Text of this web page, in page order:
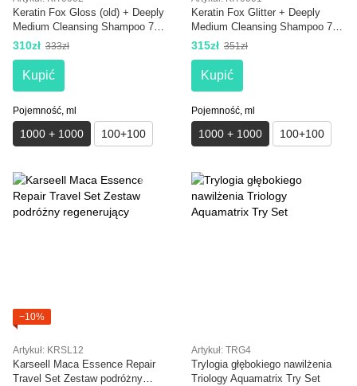
Keratin Fox Gloss (old) + Deeply
Medium Cleansing Shampoo 7.3
pH 1000+1000 ml
310zł 333zł
Kupić
Pojemność, ml
1000 + 1000 100+100
Keratin Fox Glitter + Deeply
Medium Cleansing Shampoo 7.3
pH 1000+1000 ml
315zł 351zł
Kupić
Pojemność, ml
1000 + 1000 100+100
−10%
Artykuł: KRSL12
Karseell Maca Essence Repair
Travel Set Zestaw podróżny
Artykuł: TRG4
Trylogia głębokiego nawilżenia
Triology Aquamatrix Try Set